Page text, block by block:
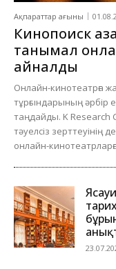
Ақпараттар ағыны
Кинопоиск
танымал
айналды
Онлайн-кинотеатрға
тұрғындарының әрбір
таңдайды. K Research
тәуелсіз зерттеуінің
онлайн-